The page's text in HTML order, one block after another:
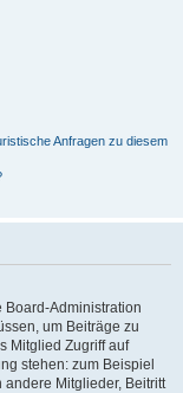
Anfragen zu diesem
Board-Administration
um Beiträge zu
Mitglied Zugriff auf
stehen: zum Beispiel
Mitglieder, Beitritt